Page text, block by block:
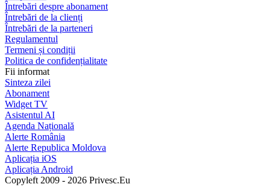
Întrebări despre abonament
Întrebări de la clienți
Întrebări de la parteneri
Regulamentul
Termeni și condiții
Politica de confidențialitate
Fii informat
Sinteza zilei
Abonament
Widget TV
Asistentul AI
Agenda Națională
Alerte România
Alerte Republica Moldova
Aplicația iOS
Aplicația Android
Copyleft 2009 - 2026 Privesc.Eu